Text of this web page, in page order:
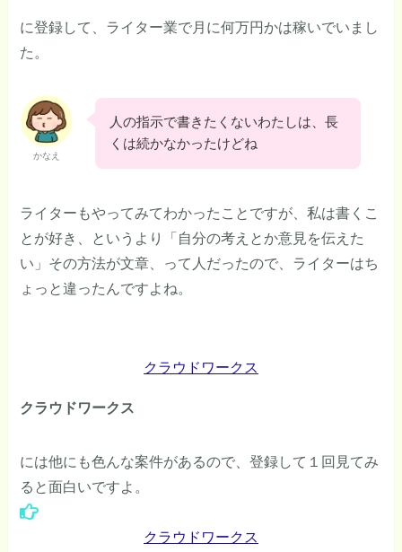
に登録して、ライター業で月に何万円かは稼いでいまし
た。
かなえ
人の指示で書きたくないわたしは、長
くは続かなかったけどね
ライターもやってみてわかったことですが、私は書くこ
とが好き、というより「自分の考えとか意見を伝えた
い」その方法が文章、って人だったので、ライターはち
ょっと違ったんですよね。
クラウドワークス
クラウドワークス
には他にも色んな案件があるので、登録して１回見てみ
ると面白いですよ。
クラウドワークス